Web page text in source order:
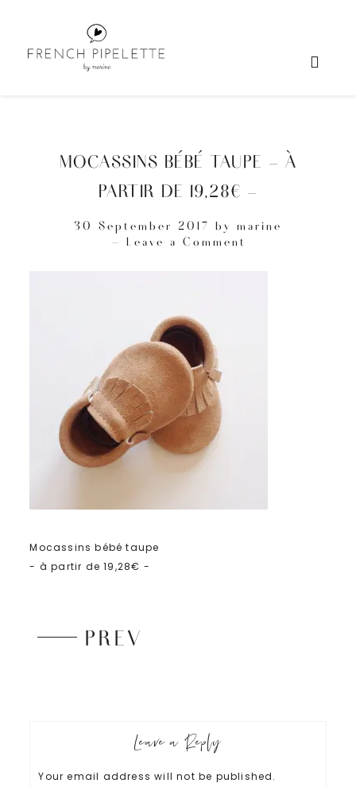
MOCASSINS BÉBÉ TAUPE – À
PARTIR DE 19,28€ –
30 September 2017 by marine
Leave a Comment
Mocassins bébé taupe
- à partir de 19,28€ -
PREV
Leave a Reply
Your email address will not be published.